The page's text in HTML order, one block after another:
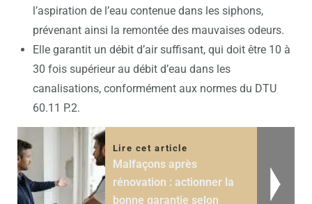
l’aspiration de l’eau contenue dans les siphons,
prévenant ainsi la remontée des mauvaises odeurs.
Elle garantit un débit d’air suffisant, qui doit être 10 à
30 fois supérieur au débit d’eau dans les
canalisations, conformément aux normes du DTU
60.11 P.2.
Lire cet article
Malfaçons après
rénovation : actionner la
bonne garantie selon